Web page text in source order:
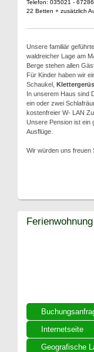
Telefon: 035021 - 67286
22 Betten + zusätzlich
Unsere familiär
waldreicher Lage am
Berge stehen allen
Für Kinder haben wir
Schaukel,
In unserem Haus sind
ein oder zwei
kostenfreier W- LAN
Unsere Pension ist ein
Ausflüge.
Wir würden uns freuen
Internetseite
Geografische